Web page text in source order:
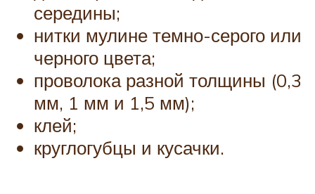
середины;
нитки мулине темно-серого или
черного цвета;
проволока разной толщины (0,3
мм, 1 мм и 1,5 мм);
клей;
круглогубцы и кусачки.